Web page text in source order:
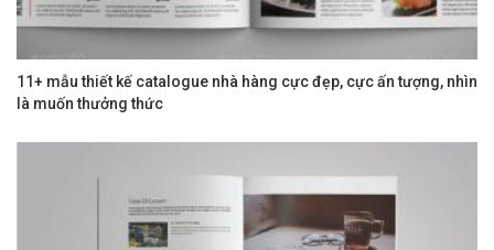
11+ mẫu thiết kế catalogue nhà hàng cực đẹp, cực ấn tượng, nhìn
là muốn thưởng thức